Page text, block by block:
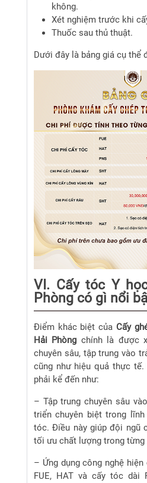
không.
Xét nghiệm trước khi
Thuốc sau thủ thuật.
Dưới đây là bảng giá cụ thể
VI. Cấy tóc Y
Phòng có gì nổi
Điểm khác biệt của Cấy
Hải Phòng chính là được
chuyên sâu, tập trung vào
cũng như hiệu quả thực
phải kể đến như:
– Tập trung chuyên sâu
triển chuyên biệt trong
tóc. Điều này giúp đội ngũ
tối ưu chất lượng trong từng
– Ứng dụng công nghệ
FUE, HAT và cấy tóc dài